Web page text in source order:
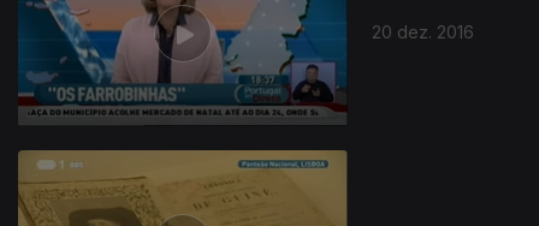
20 dez. 2016